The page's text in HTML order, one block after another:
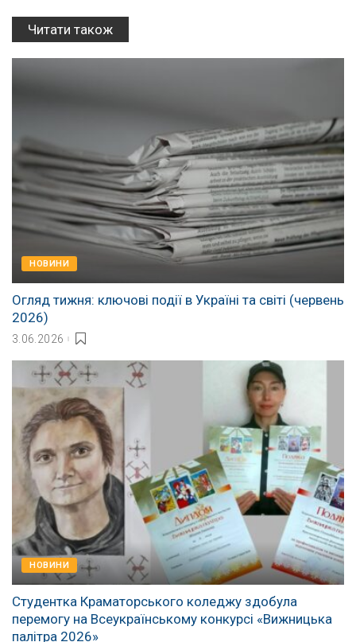
Читати також
НОВИНИ
Огляд тижня: ключові події в Україні та світі (червень
2026)
3.06.2026
НОВИНИ
Студентка Краматорського коледжу здобула
перемогу на Всеукраїнському конкурсі «Вижницька
палітра 2026»